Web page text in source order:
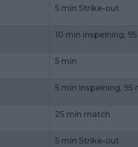
5 min Strike-out
10 min inspelning,
5 min
5 min inspelning, 95
25 min match
5 min Strike-out